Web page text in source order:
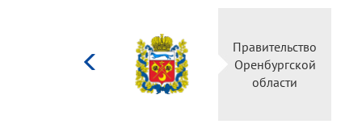
Правительство
Оренбургской
области